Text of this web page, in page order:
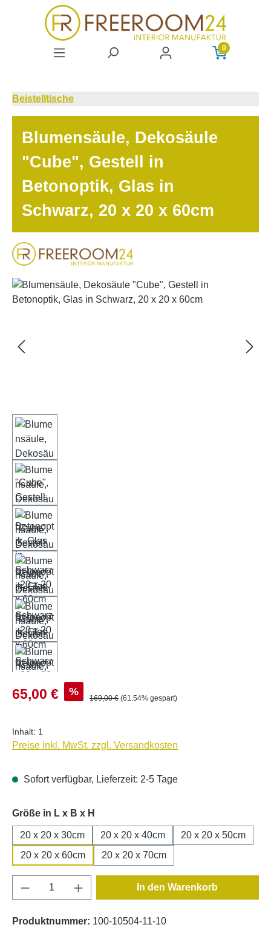
Zum Hauptinhalt springen
0
Beistelltische
Blumensäule, Dekosäule
"Cube", Gestell in
Betonoptik, Glas in
Schwarz, 20 x 20 x 60cm
Bildergalerie überspringen
Verkaufspreis:
65,00 € % Regulärer Preis:
169,00 € (61.54% gespart)
Inhalt: 1
Preise inkl. MwSt. zzgl. Versandkosten
Sofort verfügbar, Lieferzeit: 2-5 Tage
Größe in L x B x H
20 x 20 x 30cm 20 x 20 x 40cm
20 x 20 x 50cm
20 x 20 x 60cm
20 x 20 x 70cm
Produkt Anzahl: Gib den gewünschten
In den Warenkorb
Produktnummer: 100-10504-11-10